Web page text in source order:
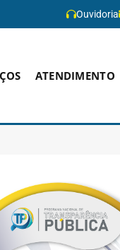
Ouvidoria
ATENDIMENTO